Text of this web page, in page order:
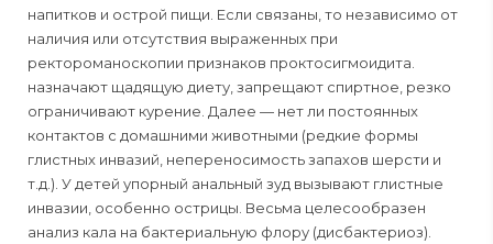
напитков и острой пищи. Если связаны, то независимо от
наличия или отсутствия выраженных при
ректороманоскопии признаков проктосигмоидита.
назначают щадящую диету, запрещают спиртное, резко
ограничивают курение. Далее — нет ли постоянных
контактов с домашними животными (редкие формы
глистных инвазий, непереносимость запахов шерсти и
т.д.). У детей упорный анальный зуд вызывают глистные
инвазии, особенно острицы. Весьма целесооб­разен
анализ кала на бактериальную флору (дисбактери­оз).